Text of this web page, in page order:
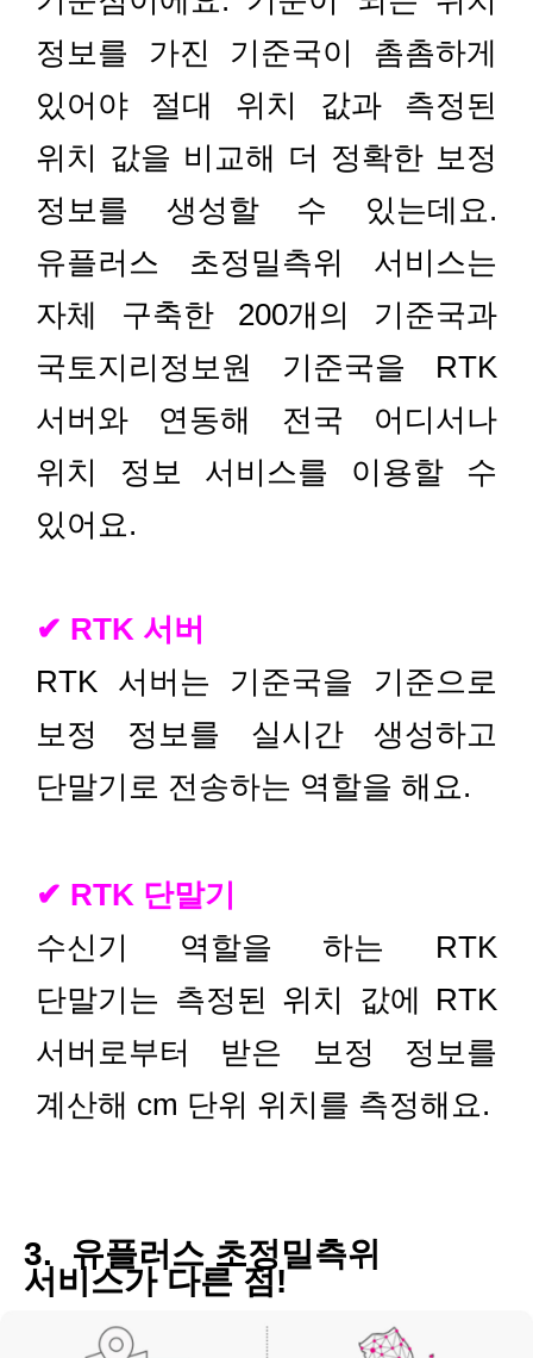
정보를 가진 기준국이 촘촘하게
있어야 절대 위치 값과 측정된
위치 값을 비교해 더 정확한 보정
정보를 생성할 수 있는데요.
유플러스 초정밀측위 서비스는
자체 구축한 200개의 기준국과
국토지리정보원 기준국을 RTK
서버와 연동해 전국 어디서나
위치 정보 서비스를 이용할 수
있어요.
✔ RTK 서버
RTK 서버는 기준국을 기준으로
보정 정보를 실시간 생성하고
단말기로 전송하는 역할을 해요.
✔ RTK 단말기
수신기 역할을 하는 RTK
단말기는 측정된 위치 값에 RTK
서버로부터 받은 보정 정보를
계산해 cm 단위 위치를 측정해요.
3. 유플러스 초정밀측위
서비스가 다른 점!